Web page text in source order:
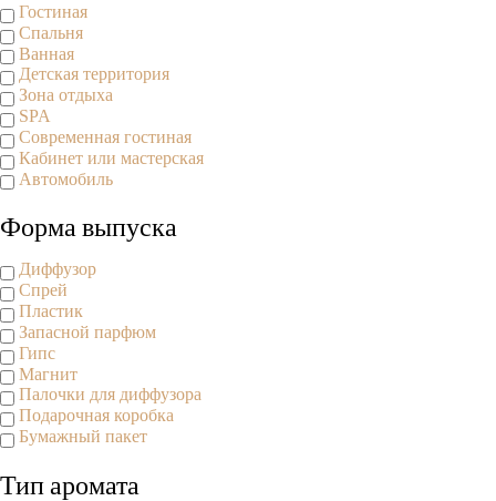
Гостиная
Спальня
Ванная
Детская территория
Зона отдыха
SPA
Современная гостиная
Кабинет или мастерская
Автомобиль
Форма выпуска
Диффузор
Спрей
Пластик
Запасной парфюм
Гипс
Магнит
Палочки для диффузора
Подарочная коробка
Бумажный пакет
Тип аромата